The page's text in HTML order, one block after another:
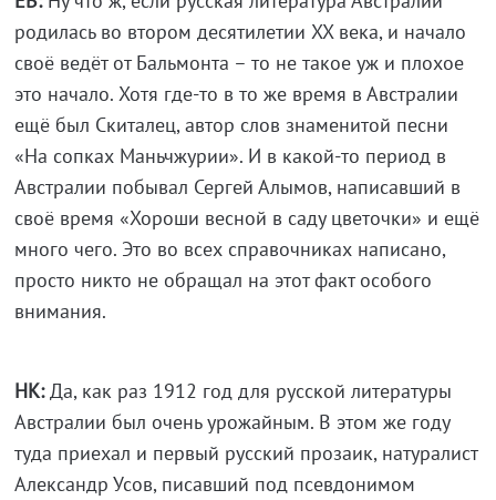
родилась во втором десятилетии XX века, и начало
своё ведёт от Бальмонта – то не такое уж и плохое
это начало. Хотя где-то в то же время в Австралии
ещё был Скиталец, автор слов знаменитой песни
«На сопках Маньчжурии». И в какой-то период в
Австралии побывал Сергей Алымов, написавший в
своё время «Хороши весной в саду цветочки» и ещё
много чего. Это во всех справочниках написано,
просто никто не обращал на этот факт особого
внимания.
НК:Да, как раз 1912 год для русской литературы
Австралии был очень урожайным. В этом же году
туда приехал и первый русский прозаик, натуралист
Александр Усов, писавший под псевдонимом